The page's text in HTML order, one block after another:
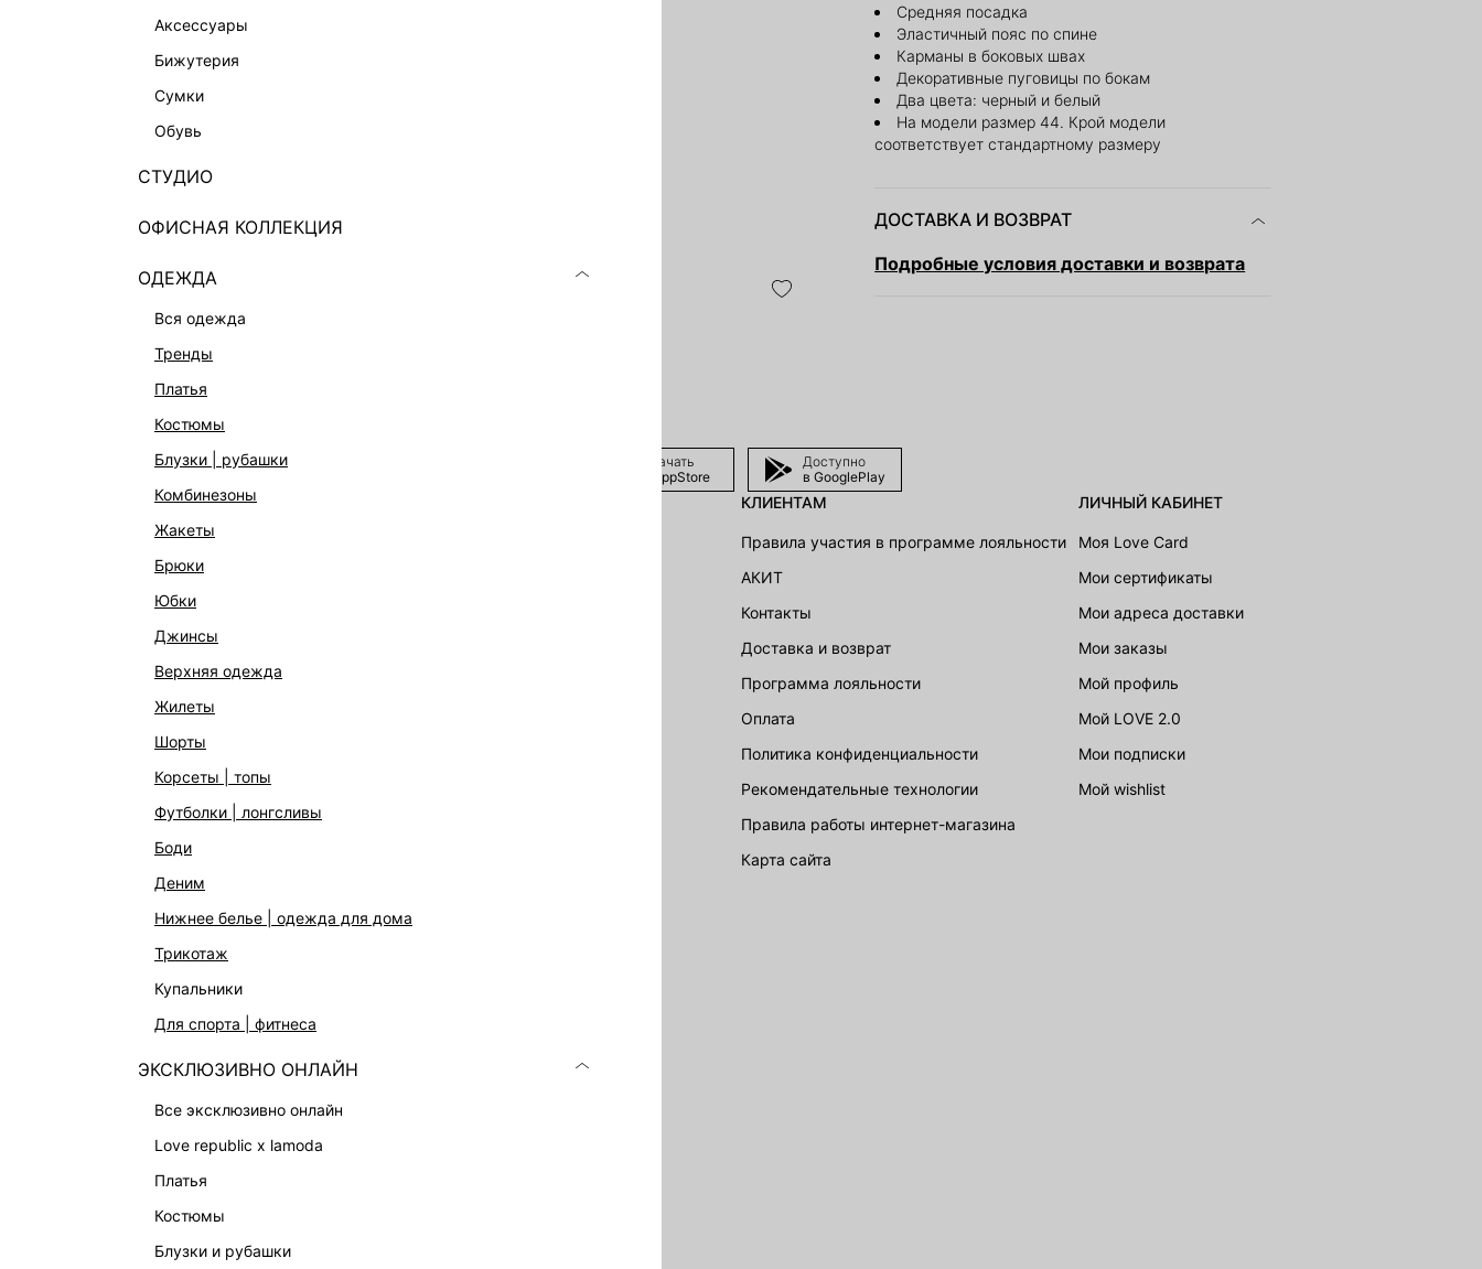
аксессуары
бижутерия
сумки
обувь
СТУДИО
ОФИСНАЯ КОЛЛЕКЦИЯ
ОДЕЖДА
вся одежда
тренды
платья
костюмы
блузки | рубашки
комбинезоны
жакеты
брюки
юбки
джинсы
верхняя одежда
жилеты
шорты
корсеты | топы
футболки | лонгсливы
боди
деним
нижнее белье | одежда для дома
трикотаж
купальники
для спорта | фитнеса
ЭКСКЛЮЗИВНО ОНЛАЙН
все эксклюзивно онлайн
love republic x lamoda
платья
костюмы
блузки и рубашки
Средняя посадка
Эластичный пояс по спине
Карманы в боковых швах
Декоративные пуговицы по бокам
Два цвета: черный и белый
На модели размер 44. Крой модели
соответствует стандартному размеру
ДОСТАВКА И ВОЗВРАТ
Подробные условия доставки и возврата
Скачать
в AppStore
Доступно
в GooglePlay
ОФИСНАЯ КОЛЛЕКЦИЯ
ЭКСКЛЮЗИВНО ОНЛАЙН
АКСЕССУАРЫ | УКРАШЕНИЯ
ФИНАЛЬНАЯ РАСПРОДАЖА
ПОДАРОЧНЫЕ СЕРТИФИКАТЫ
БАЛЬЗАМЫ-ТИНТЫ
ЛИМИТИРОВАННЫЕ КОЛЛЕКЦИИ
КАПСУЛЬНЫЙ ГАРДЕРОБ
БОХО-ШИК
В ОТТЕНКАХ СЕРОГО
LOVE REPUBLIC MAISON
ДАЙДЖЕСТ
КЛИЕНТАМ
Правила участия в программе лояльности
АКИТ
Контакты
Доставка и возврат
Программа лояльности
Оплата
Политика конфиденциальности
Рекомендательные технологии
Правила работы интернет-магазина
карта сайта
ЛИЧНЫЙ КАБИНЕТ
Моя Love Card
Мои сертификаты
Мои адреса доставки
Мои заказы
Мой профиль
Мой LOVE 2.0
Мои подписки
Мой wishlist